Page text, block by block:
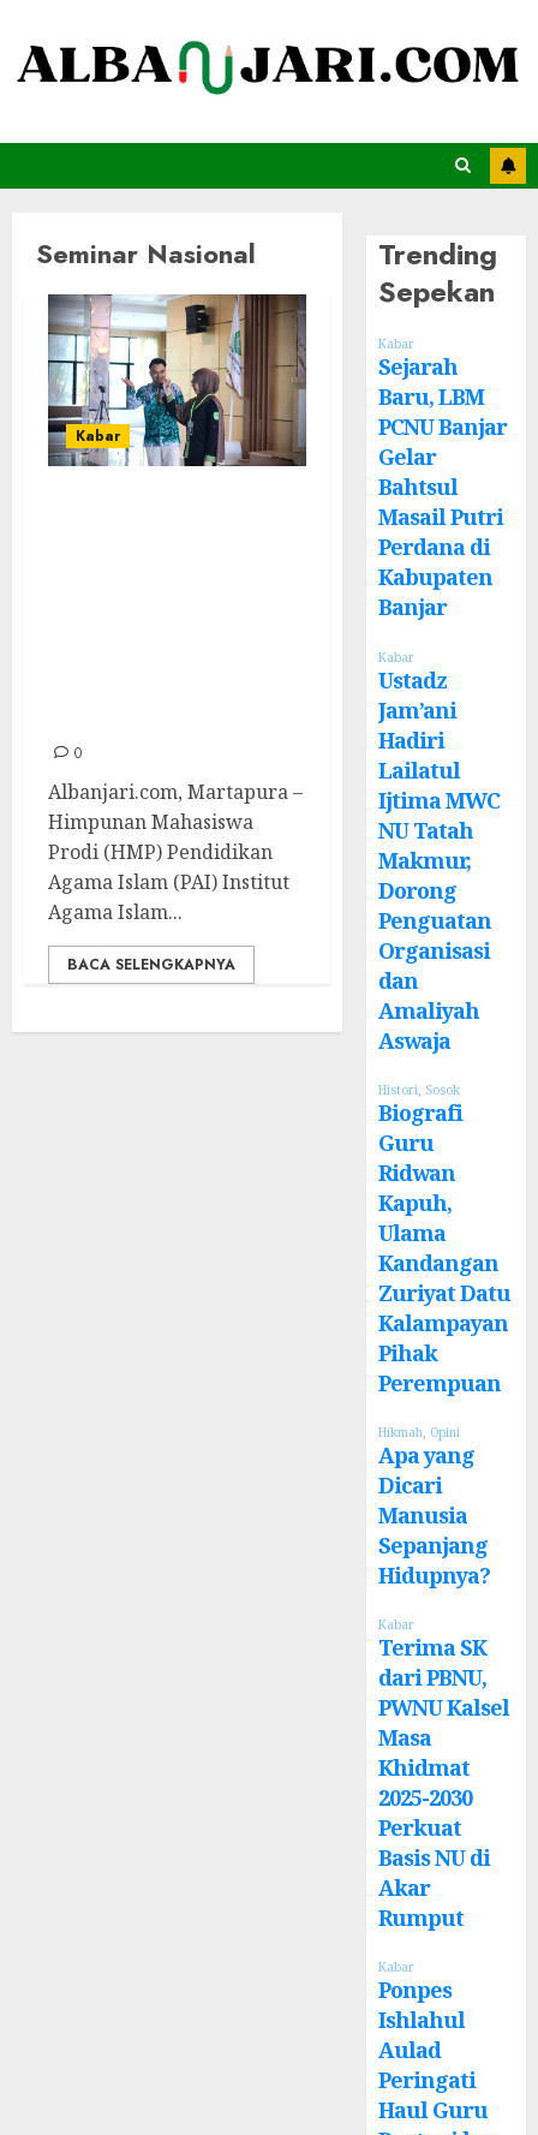
Seminar Nasional
Kabar
0
Albanjari.com, Martapura –
Himpunan Mahasiswa
Prodi (HMP) Pendidikan
Agama Islam (PAI) Institut
Agama Islam...
BACA SELENGKAPNYA
Trending
Sepekan
Kabar
Sejarah
Baru, LBM
PCNU Banjar
Gelar
Bahtsul
Masail Putri
Perdana di
Kabupaten
Banjar
Kabar
Ustadz
Jam’ani
Hadiri
Lailatul
Ijtima MWC
NU Tatah
Makmur,
Dorong
Penguatan
Organisasi
dan
Amaliyah
Aswaja
Histori Sosok
Biografi
Guru
Ridwan
Kapuh,
Ulama
Kandangan
Zuriyat Datu
Kalampayan
Pihak
Perempuan
Hikmah, Opini
Apa yang
Dicari
Manusia
Sepanjang
Hidupnya?
Kabar
Terima SK
dari PBNU,
PWNU Kalsel
Masa
Khidmat
2025-2030
Perkuat
Basis NU di
Akar
Rumput
Kabar
Ponpes
Ishlahul
Aulad
Peringati
Haul Guru